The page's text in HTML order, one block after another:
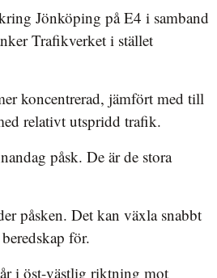
Jönköping på E4 i samband
Trafikverket i stället
koncentrerad, jämfört med till
relativt utspridd trafik.
påsk. De är de stora
påsken. Det kan växla snabbt
för.
i öst-västlig riktning mot